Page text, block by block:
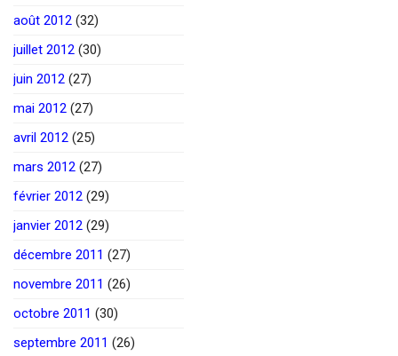
août 2012 (32)
juillet 2012 (30)
juin 2012 (27)
mai 2012 (27)
avril 2012 (25)
mars 2012 (27)
février 2012 (29)
janvier 2012 (29)
décembre 2011 (27)
novembre 2011 (26)
octobre 2011 (30)
septembre 2011 (26)